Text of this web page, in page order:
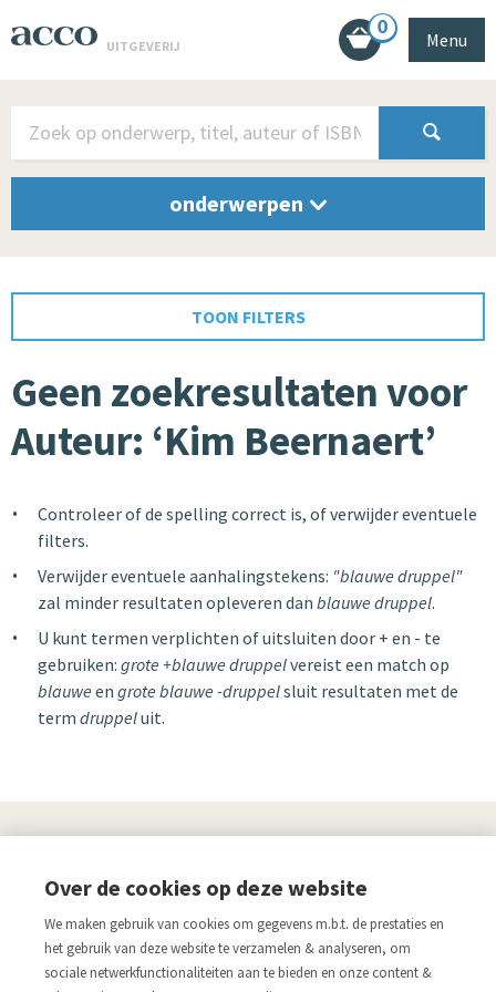
UITGEVERIJ
0
Menu
onderwerpen
TOON FILTERS
Geen zoekresultaten voor
Auteur: ‘Kim Beernaert’
Controleer of de spelling correct is, of verwijder eventuele
filters.
Verwijder eventuele aanhalingstekens: "blauwe druppel"
zal minder resultaten opleveren dan blauwe druppel.
U kunt termen verplichten of uitsluiten door + en - te
gebruiken: grote +blauwe druppelvereist een match op
blauwe en grote blauwe -druppelsluit resultaten met de
term druppeluit.
Links
Aanmelden nieuwsbrief
Pers
Acco.be
Algemene voorwaarden
Over de cookies op deze website
We maken gebruik van cookies om gegevens m.b.t. de prestaties en
het gebruik van deze website te verzamelen & analyseren, om
sociale netwerkfunctionaliteiten aan te bieden en onze content &